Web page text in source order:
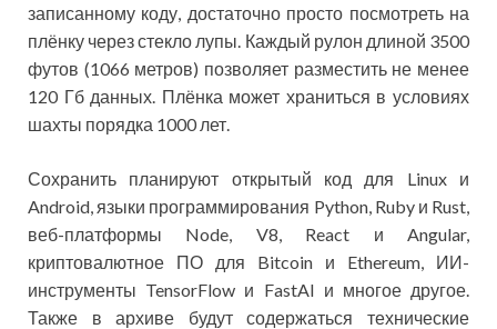
записанному коду, достаточно просто посмотреть на
плёнку через стекло лупы. Каждый рулон длиной 3500
футов (1066 метров) позволяет разместить не менее
120 Гб данных. Плёнка может храниться в условиях
шахты порядка 1000 лет.
Сохранить планируют открытый код для Linux и
Android, языки программирования Python, Ruby и Rust,
веб-платформы Node, V8, React и Angular,
криптовалютное ПО для Bitcoin и Ethereum, ИИ-
инструменты TensorFlow и FastAI и многое другое.
Также в архиве будут содержаться технические